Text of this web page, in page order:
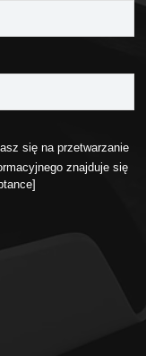
się na przetwarzanie
znajduje się